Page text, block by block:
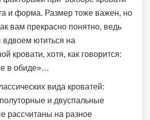
и форма. Размер тоже важен, но
вам прекрасно понятно, ведь
вдвоем ютиться на
кровати, хотя, как говорится:
в обиде»…
вида кроватей:
и двуспальные
рассчитаны на разное